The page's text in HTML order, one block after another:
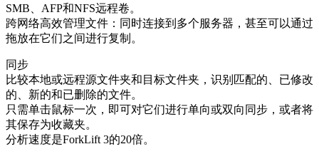
SMB、AFP和NFS远程卷。
跨网络高效管理文件：同时连接到多个服务器，甚至可以通过
拖放在它们之间进行复制。
同步
比较本地或远程源文件夹和目标文件夹，识别匹配的、已修改
的、新的和已删除的文件。
只需单击鼠标一次，即可对它们进行单向或双向同步，或者将
其保存为收藏夹。
分析速度是ForkLift 3的20倍。